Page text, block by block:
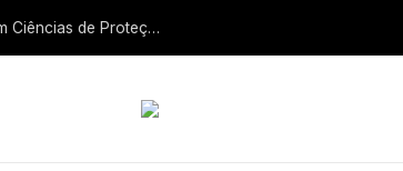
Liga dos Bombeiros quer fazer nascer licenciatura em Ciências de Proteção Civil e Bombeiros